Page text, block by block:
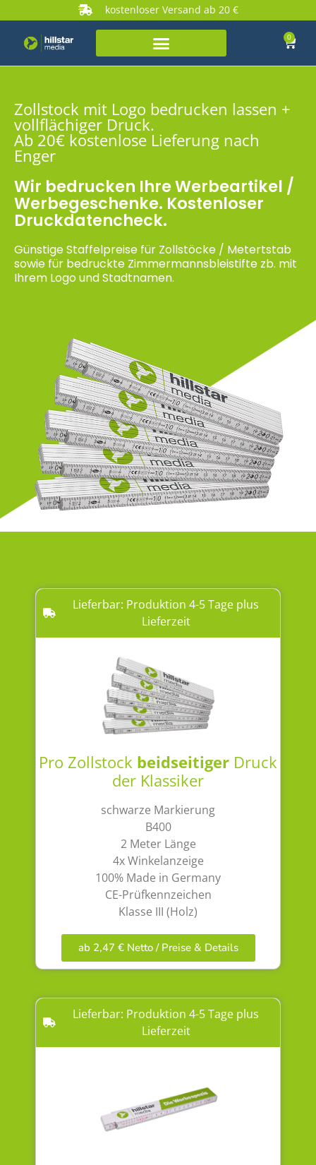
kostenloser Versand ab 20 €
0
Zollstock mit Logo bedrucken lassen +
vollflächiger Druck.
Ab 20€ kostenlose Lieferung nach
Enger
Wir bedrucken Ihre Werbeartikel /
Werbegeschenke. Kostenloser
Druckdatencheck.
Günstige Staffelpreise für Zollstöcke / Metertstab
sowie für bedruckte Zimmermannsbleistifte zb. mit
Ihrem Logo und Stadtnamen.
Lieferbar: Produktion 4-5 Tage plus
Lieferzeit
Pro Zollstock beidseitiger Druck
der Klassiker
schwarze Markierung
B400
2 Meter Länge
4x Winkelanzeige
100% Made in Germany
CE-Prüfkennzeichen
Klasse III (Holz)
ab 2,47 € Netto / Preise & Details
Lieferbar: Produktion 4-5 Tage plus
Lieferzeit